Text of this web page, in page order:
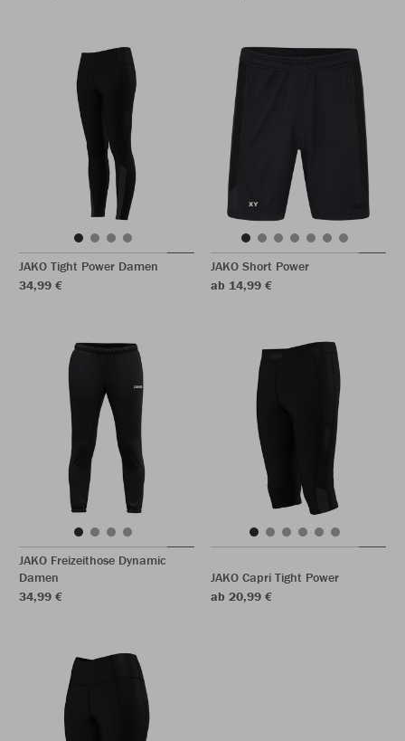
JAKO Tight Power Damen
34,99 €
JAKO Short Power
ab 14,99 €
JAKO Freizeithose Dynamic
Damen
34,99 €
JAKO Capri Tight Power
ab 20,99 €